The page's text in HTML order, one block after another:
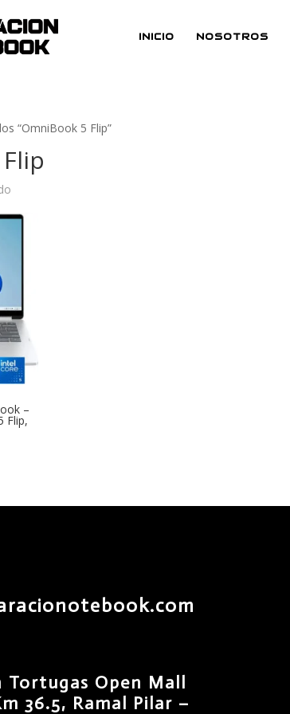
INICIO NOSOTROS
“OmniBook 5 Flip”
–
Flip,
Tortugas Open Mall
36.5, Ramal Pilar –